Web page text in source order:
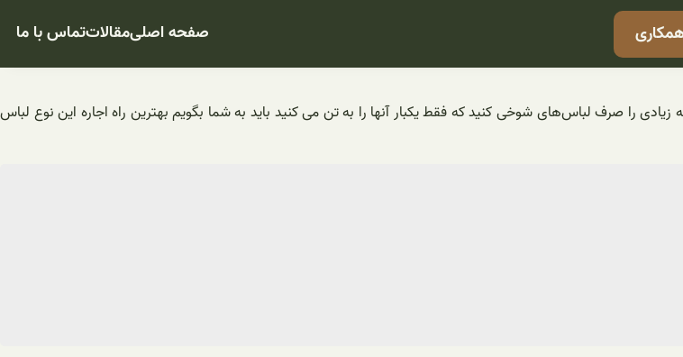
صفحه اصلیمقالاتتماس با ما
را صرف لباس‌های شوخی کنید که فقط یکبار آنها را به تن می کنید باید به شما بگویم بهترین راه اجاره این نوع لباس